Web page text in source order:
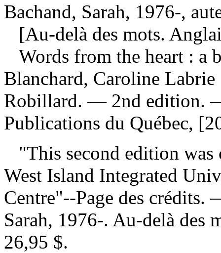
Bachand, Sarah, 1976-,
[Au-delà des mots.
Words from the heart : a
Blanchard, Caroline
Robillard. — 2nd edition.
Publications du Québec,
"This second edition was
West Island Integrated
Centre"--Page des
Sarah, 1976-. Au-delà
26,95 $.